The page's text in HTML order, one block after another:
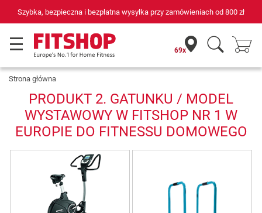
Szybka, bezpieczna i bezpłatna wysyłka przy zamówieniach od 800 zł
69x
Strona główna
PRODUKT 2. GATUNKU / MODEL
WYSTAWOWY W FITSHOP NR 1 W
EUROPIE DO FITNESSU DOMOWEGO